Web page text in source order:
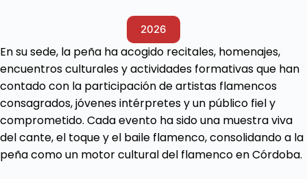
2026
En su sede, la peña ha acogido recitales, homenajes,
encuentros culturales y actividades formativas que han
contado con la participación de artistas flamencos
consagrados, jóvenes intérpretes y un público fiel y
comprometido. Cada evento ha sido una muestra viva
del cante, el toque y el baile flamenco, consolidando a la
peña como un motor cultural del flamenco en Córdoba.